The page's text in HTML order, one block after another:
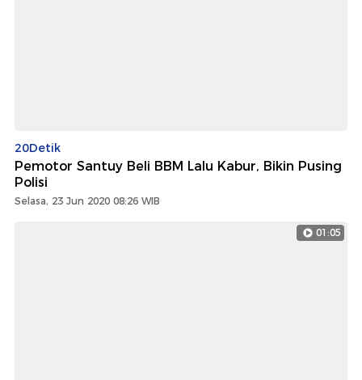
20Detik
Pemotor Santuy Beli BBM Lalu Kabur, Bikin Pusing
Polisi
Selasa, 23 Jun 2020 08:26 WIB
01:05